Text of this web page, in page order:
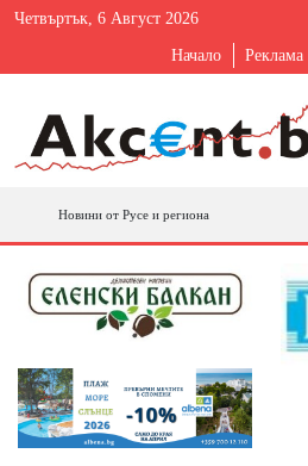
Четвъртък, 6 Август 2026
Начало Реклама
Новини от Русе и региона